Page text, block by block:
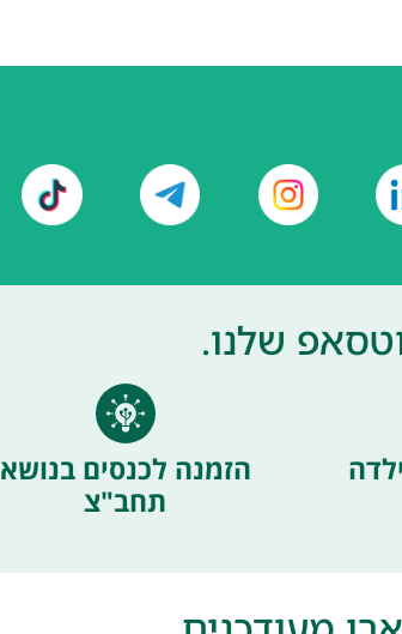
שלנו.
הזמנה לכנסים בנושא
תחב"צ